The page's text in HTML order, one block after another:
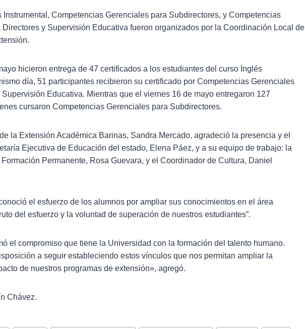
Instrumental, Competencias Gerenciales para Subdirectores, y Competencias
y Supervisión Educativa fueron organizados por la Coordinación Local de
hicieron entrega de 47 certificados a los estudiantes del curso Inglés
día, 51 participantes recibieron su certificado por Competencias Gerenciales
Educativa. Mientras que el viernes 16 de mayo entregaron 127
cursaron Competencias Gerenciales para Subdirectores.
la Extensión Académica Barinas, Sandra Mercado, agradeció la presencia y el
Ejecutiva de Educación del estado, Elena Páez, y a su equipo de trabajo: la
Permanente, Rosa Guevara, y el Coordinador de Cultura, Daniel
el esfuerzo de los alumnos por ampliar sus conocimientos en el área
del esfuerzo y la voluntad de superación de nuestros estudiantes”.
el compromiso que tiene la Universidad con la formación del talento humano.
a seguir estableciendo estos vínculos que nos permitan ampliar la
de nuestros programas de extensión», agregó.
Chávez.